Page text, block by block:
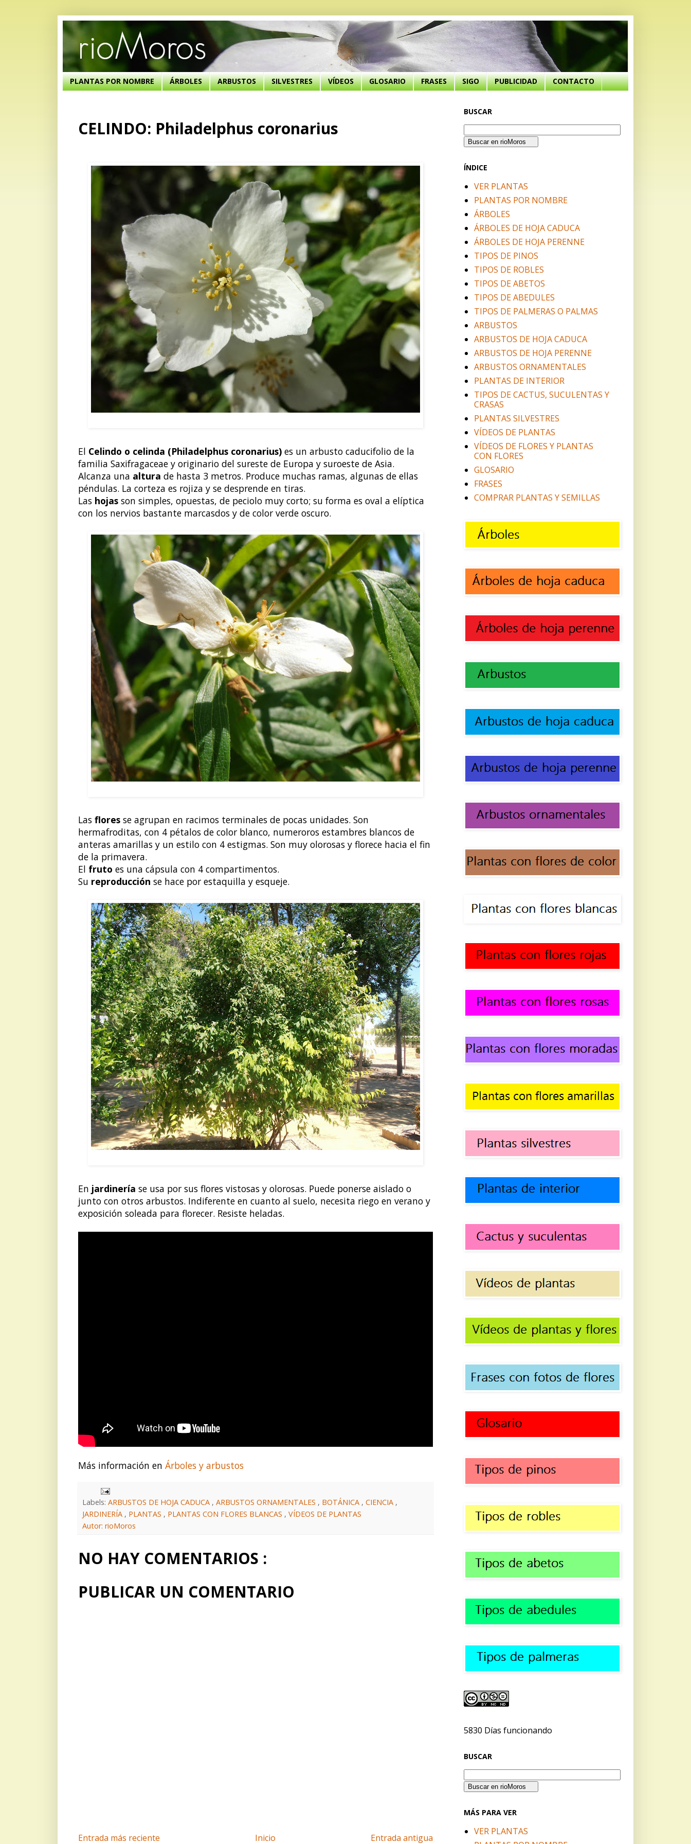
PLANTAS POR NOMBRE ÁRBOLES ARBUSTOS SILVESTRES VÍDEOS GLOSARIO FRASES SIGO PUBLICIDAD CONTACTO
CELINDO: Philadelphus coronarius
El Celindo o celinda (Philadelphus coronarius) es un arbusto caducifolio de la
familia Saxifragaceae y originario del sureste de Europa y suroeste de Asia.
Alcanza una altura de hasta 3 metros. Produce muchas ramas, algunas de ellas
péndulas. La corteza es rojiza y se desprende en tiras.
Las hojas son simples, opuestas, de peciolo muy corto; su forma es oval a elíptica
con los nervios bastante marcasdos y de color verde oscuro.
Las flores se agrupan en racimos terminales de pocas unidades. Son
hermafroditas, con 4 pétalos de color blanco, numeroros estambres blancos de
anteras amarillas y un estilo con 4 estigmas. Son muy olorosas y florece hacia el fin
de la primavera.
El fruto es una cápsula con 4 compartimentos.
Su reproducción se hace por estaquilla y esqueje.
En jardinería se usa por sus flores vistosas y olorosas. Puede ponerse aislado o
junto con otros arbustos. Indiferente en cuanto al suelo, necesita riego en verano y
exposición soleada para florecer. Resiste heladas.
Más información en Árboles y arbustos
Labels: ARBUSTOS DE HOJA CADUCA , ARBUSTOS ORNAMENTALES , BOTÁNICA , CIENCIA ,
JARDINERÍA , PLANTAS , PLANTAS CON FLORES BLANCAS , VÍDEOS DE PLANTAS
Autor: rioMoros
NO HAY COMENTARIOS :
PUBLICAR UN COMENTARIO
Entrada más reciente Entrada antigua
Inicio
BUSCAR
ÍNDICE
VER PLANTAS
PLANTAS POR NOMBRE
ÁRBOLES
ÁRBOLES DE HOJA CADUCA
ÁRBOLES DE HOJA PERENNE
TIPOS DE PINOS
TIPOS DE ROBLES
TIPOS DE ABETOS
TIPOS DE ABEDULES
TIPOS DE PALMERAS O PALMAS
ARBUSTOS
ARBUSTOS DE HOJA CADUCA
ARBUSTOS DE HOJA PERENNE
ARBUSTOS ORNAMENTALES
PLANTAS DE INTERIOR
TIPOS DE CACTUS, SUCULENTAS Y
CRASAS
PLANTAS SILVESTRES
VÍDEOS DE PLANTAS
VÍDEOS DE FLORES Y PLANTAS
CON FLORES
GLOSARIO
FRASES
COMPRAR PLANTAS Y SEMILLAS
5830 Días funcionando
BUSCAR
MÁS PARA VER
VER PLANTAS